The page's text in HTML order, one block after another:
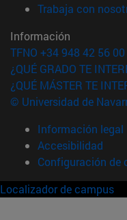
Trabaja con
Información
TFNO +34 948 42 56 00
¿QUÉ GRADO TE
¿QUÉ MÁSTER TE
© Universidad de
Información legal
Accesibilidad
Configuración de
Localizador de campus